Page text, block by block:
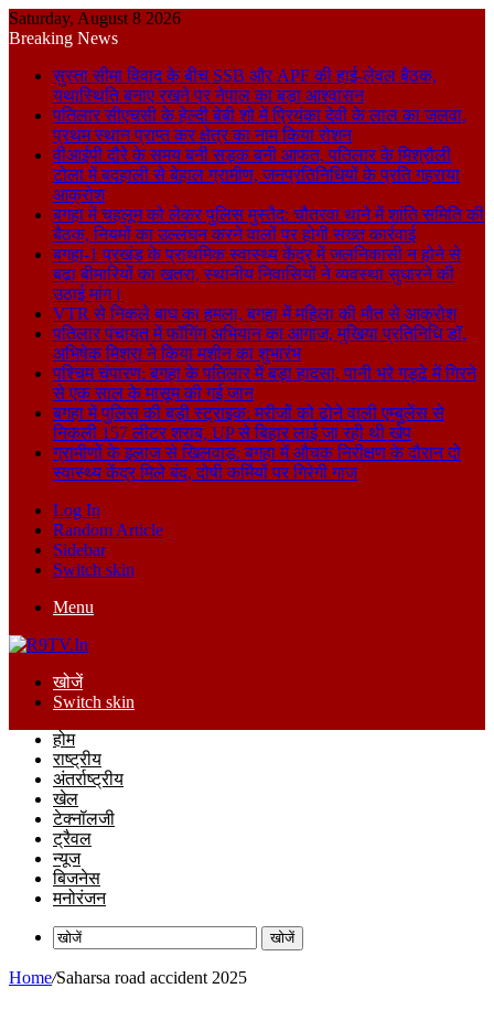
Saturday, August 8 2026
Breaking News
सुस्ता सीमा विवाद के बीच SSB और APF की हाई-लेवल बैठक,
यथास्थिति बनाए रखने पर नेपाल का बड़ा आश्वासन
पतिलार सीएचसी के हेल्दी बेबी शो में प्रियंका देवी के लाल का जलवा,
प्रथम स्थान प्राप्त कर क्षेत्र का नाम किया रोशन
वीआईपी दौरे के समय बनी सड़क बनी आफत, पतिलार के मिश्रौली
टोला में बदहाली से बेहाल ग्रामीण, जनप्रतिनिधियों के प्रति गहराया
आक्रोश
बगहा में चहलूम को लेकर पुलिस मुस्तैद: चौतरवा थाने में शांति समिति की
बैठक, नियमों का उल्लंघन करने वालों पर होगी सख्त कार्रवाई
बगहा-1 प्रखंड के प्राथमिक स्वास्थ्य केंद्र में जलनिकासी न होने से
बढ़ा बीमारियों का खतरा, स्थानीय निवासियों ने व्यवस्था सुधारने की
उठाई मांग।
VTR से निकले बाघ का हमला, बगहा में महिला की मौत से आक्रोश
पतिलार पंचायत में फॉगिंग अभियान का आगाज, मुखिया प्रतिनिधि डॉ.
अभिषेक मिश्रा ने किया मशीन का शुभारंभ
पश्चिम चंपारण: बगहा के पतिलार में बड़ा हादसा, पानी भरे गड्ढे में गिरने
से एक साल के मासूम की गई जान
बगहा में पुलिस की बड़ी स्ट्राइक: मरीजों को ढोने वाली एम्बुलेंस से
निकली 157 लीटर शराब, UP से बिहार लाई जा रही थी खेप
ग्रामीणों के इलाज से खिलवाड़: बगहा में औचक निरीक्षण के दौरान दो
स्वास्थ्य केंद्र मिले बंद, दोषी कर्मियों पर गिरेगी गाज
Log In
Random Article
Sidebar
Switch skin
Menu
खोजें
Switch skin
होम
राष्ट्रीय
अंतर्राष्ट्रीय
खेल
टेक्नॉलजी
ट्रैवल
न्यूज
बिजनेस
मनोरंजन
खोजें
Home/Saharsa road accident 2025